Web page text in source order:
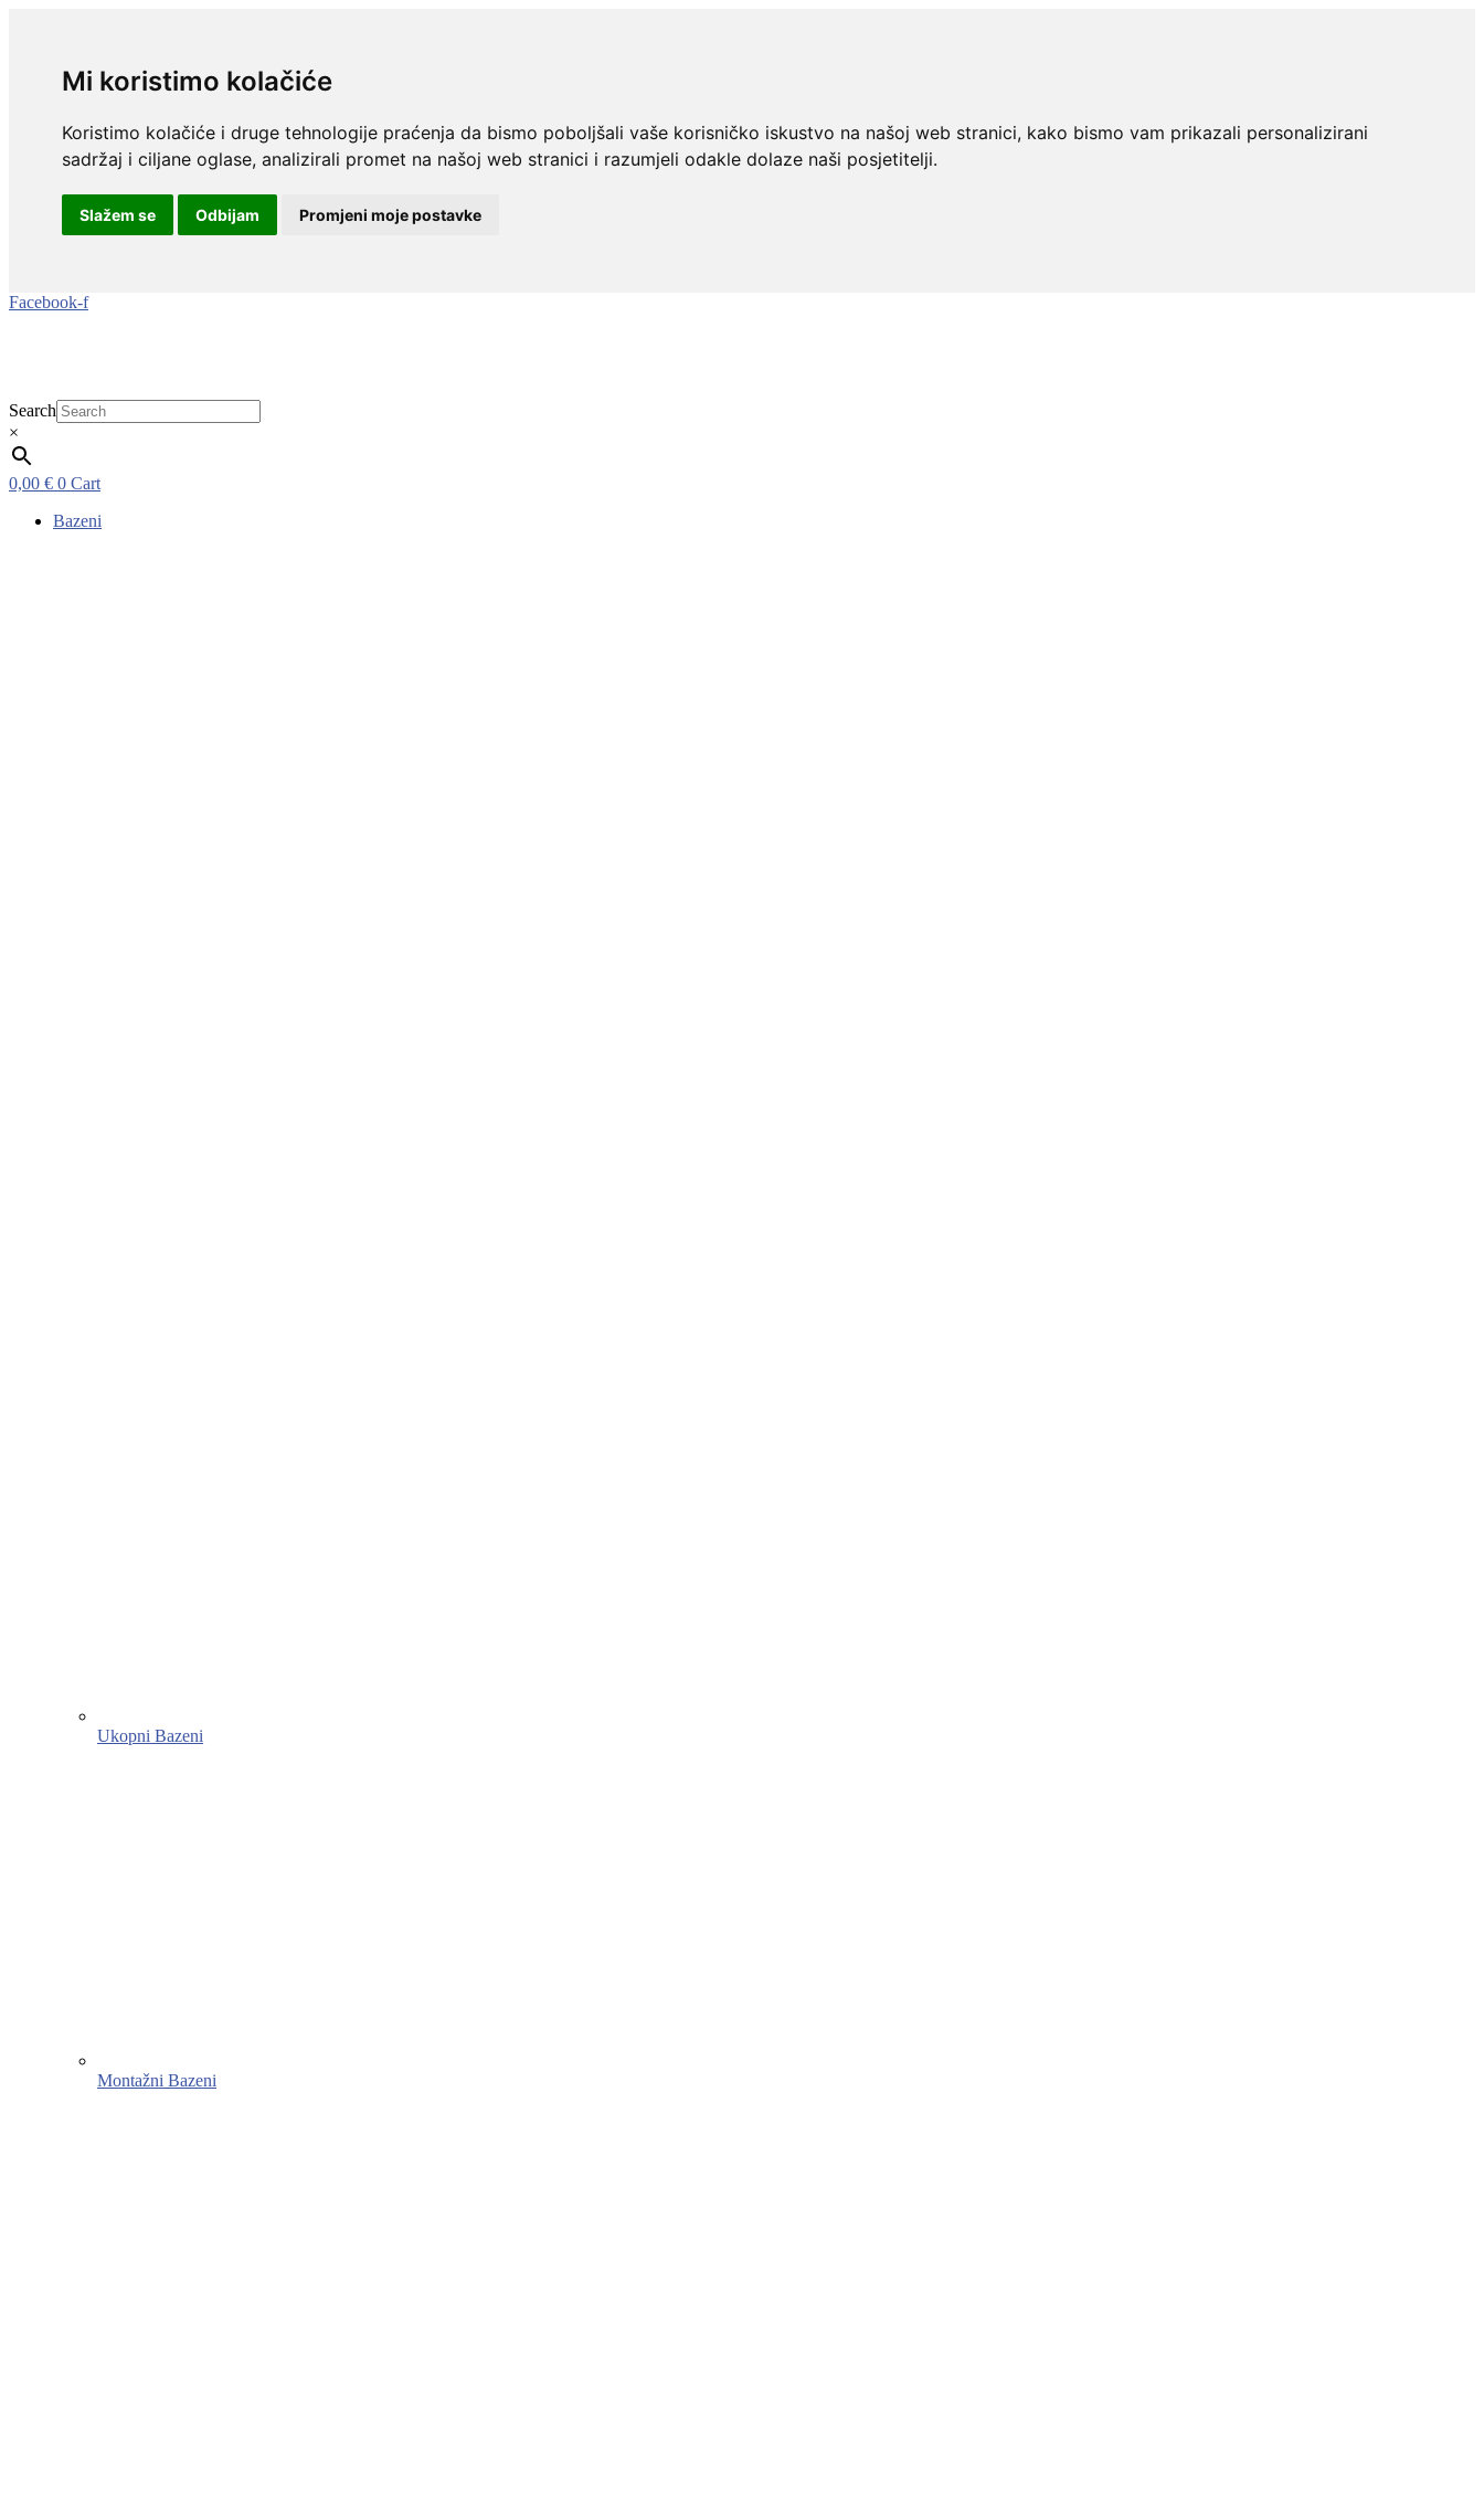
Mi koristimo kolačiće
Koristimo kolačiće i druge tehnologije praćenja da bismo poboljšali vaše korisničko iskustvo na našoj web stranici, kako bismo vam prikazali personalizirani
sadržaj i ciljane oglase, analizirali promet na našoj web stranici i razumjeli odakle dolaze naši posjetitelji.
Slažem se Odbijam Promjeni moje postavke
Idi
Facebook-f
Search
×
0,00 € 0 Cart
Bazeni
Ukopni Bazeni
Montažni Bazeni